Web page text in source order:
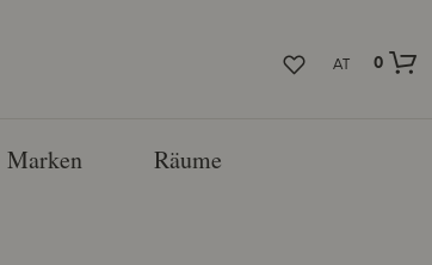
AT
0
Marken Räume